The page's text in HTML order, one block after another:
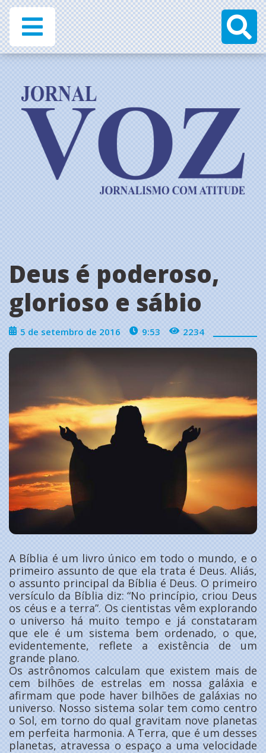
Deus é poderoso,
glorioso e sábio
5 de setembro de 2016 9:53 2234
A Bíblia é um livro único em todo o mundo, e o
primeiro assunto de que ela trata é Deus. Aliás,
o assunto principal da Bíblia é Deus. O primeiro
versículo da Bíblia diz: “No princípio, criou Deus
os céus e a terra”. Os cientistas vêm explorando
o universo há muito tempo e já constataram
que ele é um sistema bem ordenado, o que,
evidentemente, reflete a existência de um
grande plano.
Os astrônomos calculam que existem mais de
cem bilhões de estrelas em nossa galáxia e
afirmam que pode haver bilhões de galáxias no
universo. Nosso sistema solar tem como centro
o Sol, em torno do qual gravitam nove planetas
em perfeita harmonia. A Terra, que é um desses
planetas, atravessa o espaço a uma velocidade